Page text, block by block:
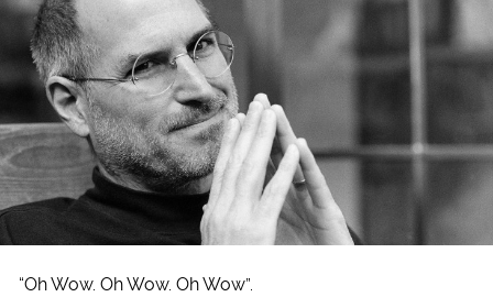
“Oh Wow. Oh Wow. Oh Wow”.